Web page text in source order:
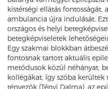
kistérségi ellátás fontosságát,
ambulancia újra indulását.
országos és helyi
betegképviseletek
Egy szakmai blokkban
fontosnak tartott aktuális
metódusok közül néhányat,
kollégákat, így szóba
tényezők (Tényi Dalma), az